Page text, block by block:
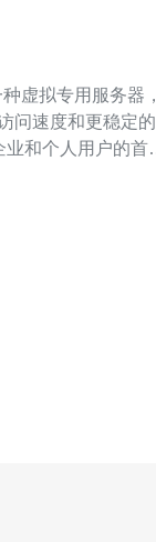
问速度和更稳定的
业和个人用户的首